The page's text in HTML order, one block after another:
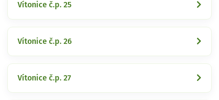
Vítonice č.p. 25
Vítonice č.p. 26
Vítonice č.p. 27